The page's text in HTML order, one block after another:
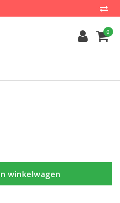
0
winkelwagen